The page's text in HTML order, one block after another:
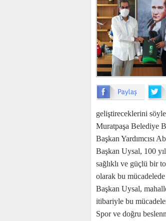
geliştireceklerini
Muratpaşa Belediye
Başkan Yardımcısı
Başkan Uysal, 100
sağlıklı ve güçlü bir
olarak bu
Başkan Uysal,
itibariyle bu
Spor ve doğru